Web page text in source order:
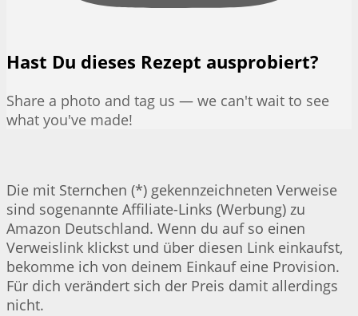
Hast Du dieses Rezept ausprobiert?
Share a photo and tag us — we can't wait to see
what you've made!
Die mit Sternchen (*) gekennzeichneten Verweise
sind sogenannte Affiliate-Links (Werbung) zu
Amazon Deutschland. Wenn du auf so einen
Verweislink klickst und über diesen Link einkaufst,
bekomme ich von deinem Einkauf eine Provision.
Für dich verändert sich der Preis damit allerdings
nicht.